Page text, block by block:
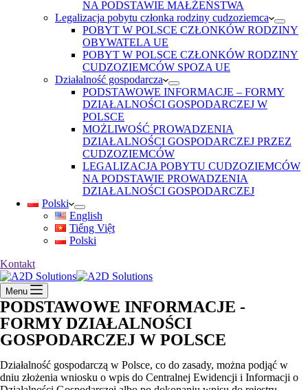
NA PODSTAWIE MAŁŻEŃSTWA
Legalizacja pobytu członka rodziny cudzoziemca
POBYT W POLSCE CZŁONKÓW RODZINY
OBYWATELA UE
POBYT W POLSCE CZŁONKÓW RODZINY
CUDZOZIEMCÓW SPOZA UE
Działalność gospodarcza
PODSTAWOWE INFORMACJE – FORMY
DZIAŁALNOŚCI GOSPODARCZEJ W
POLSCE
MOŻLIWOŚĆ PROWADZENIA
DZIAŁALNOŚCI GOSPODARCZEJ PRZEZ
CUDZOZIEMCÓW
LEGALIZACJA POBYTU CUDZOZIEMCÓW
NA PODSTAWIE PROWADZENIA
DZIAŁALNOŚCI GOSPODARCZEJ
Polski
English
Tiếng Việt
Polski
Kontakt
Menu
PODSTAWOWE INFORMACJE -
FORMY DZIAŁALNOŚCI
GOSPODARCZEJ W POLSCE
Działalność gospodarczą w Polsce, co do zasady, można podjąć w
dniu złożenia wniosku o wpis do Centralnej Ewidencji i Informacji o